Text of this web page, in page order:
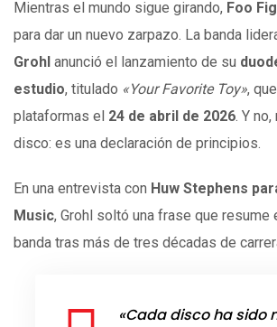
Mientras el mundo sigue girando, Foo
para dar un nuevo zarpazo. La banda
Grohl anunció el lanzamiento de su
estudio, titulado «Your Favorite Toy»,
plataformas el 24 de abril de 2026. Y
disco: es una declaración de principios.
En una entrevista con Huw Stephens
Music, Grohl soltó una frase que resume
banda tras más de tres décadas de
«Cada disco ha sido